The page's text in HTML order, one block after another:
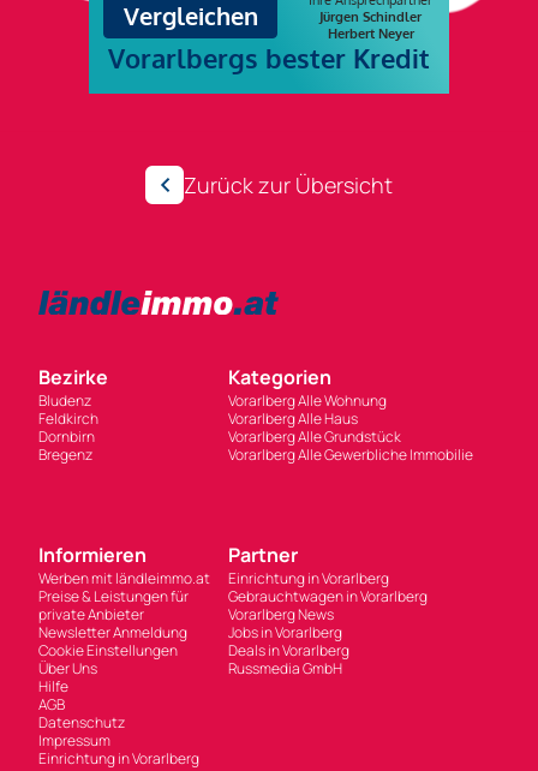
Zurück zur Übersicht
Bezirke
Bludenz
Feldkirch
Dornbirn
Bregenz
Kategorien
Vorarlberg Alle Wohnung
Vorarlberg Alle Haus
Vorarlberg Alle Grundstück
Vorarlberg Alle Gewerbliche Immobilie
Informieren
Werben mit ländleimmo.at
Preise & Leistungen für
private Anbieter
Newsletter Anmeldung
Cookie Einstellungen
Über Uns
Hilfe
AGB
Datenschutz
Impressum
Einrichtung in Vorarlberg
Partner
Einrichtung in Vorarlberg
Gebrauchtwagen in Vorarlberg
Vorarlberg News
Jobs in Vorarlberg
Deals in Vorarlberg
Russmedia GmbH